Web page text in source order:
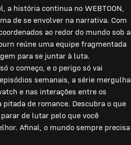
a história continua no WEBTOON,
de se envolver na narrativa. Com
ao redor do mundo sob a
reúne uma equipe fragmentada
para se juntar à luta.
o começo, e o perigo só vai
semanais, a série mergulha
e nas interações entre os
de romance. Descubra o que
de lutar pelo que você
Afinal, o mundo sempre precisa